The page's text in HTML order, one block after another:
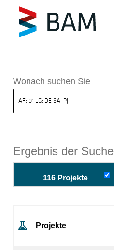
BAM
Wonach suchen Sie
Ergebnis der Suche
116 Projekte
Projekte